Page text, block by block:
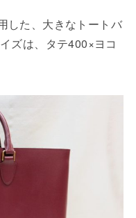
した、大きなトートバ
ズは、タテ400×ヨコ